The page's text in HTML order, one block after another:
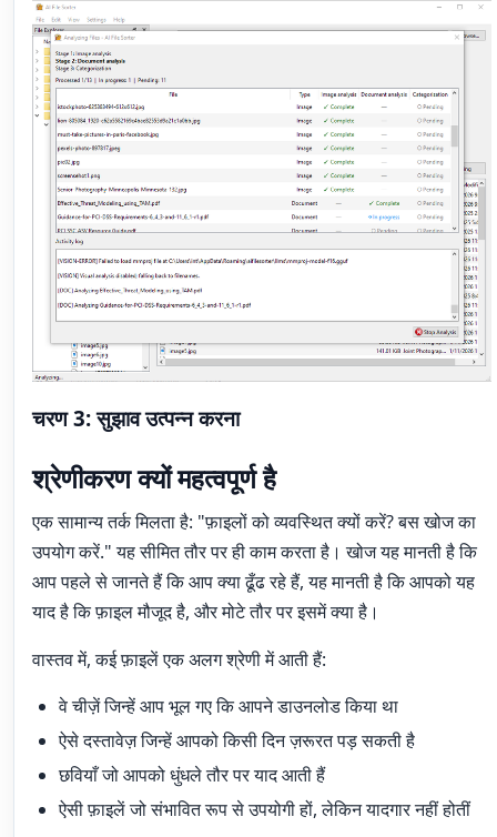
चरण 3: सुझाव उत्पन्न करना
श्रेणीकरण क्यों महत्वपूर्ण है
एक सामान्य तर्क मिलता है: "फ़ाइलों को व्यवस्थित क्यों करें? बस खोज का
उपयोग करें." यह सीमित तौर पर ही काम करता है। खोज यह मानती है कि
आप पहले से जानते हैं कि आप क्या ढूँढ रहे हैं, यह मानती है कि आपको यह
याद है कि फ़ाइल मौजूद है, और मोटे तौर पर इसमें क्या है।
वास्तव में, कई फ़ाइलें एक अलग श्रेणी में आती हैं:
वे चीज़ें जिन्हें आप भूल गए कि आपने डाउनलोड किया था
ऐसे दस्तावेज़ जिन्हें आपको किसी दिन ज़रूरत पड़ सकती है
छवियाँ जो आपको धुंधले तौर पर याद आती हैं
ऐसी फ़ाइलें जो संभावित रूप से उपयोगी हों, लेकिन यादगार नहीं होतीं